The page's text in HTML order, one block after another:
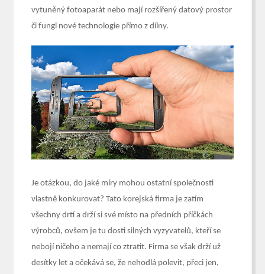
vytuněný fotoaparát nebo mají rozšířený datový prostor
či fungl nové technologie přímo z dílny.
Je otázkou, do jaké míry mohou ostatní společnosti
vlastně konkurovat? Tato korejská firma je zatím
všechny drtí a drží si své místo na předních příčkách
výrobců, ovšem je tu dosti silných vyzyvatelů, kteří se
nebojí ničeho a nemají co ztratit. Firma se však drží už
desítky let a očekává se, že nehodlá polevit, přeci jen,